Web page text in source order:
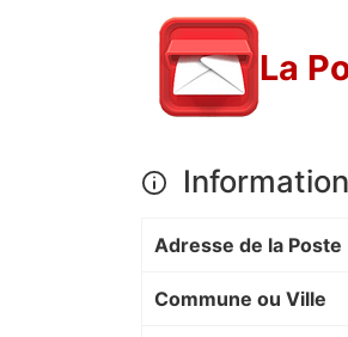
La
Adresse de la Poste
Commune ou Ville